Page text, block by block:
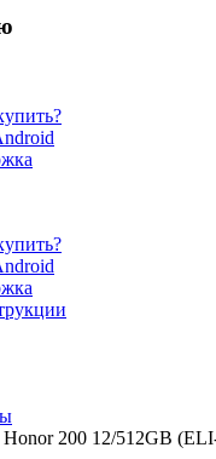
200 12/512GB